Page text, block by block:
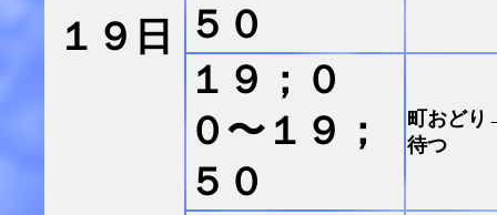
１９日
５０
１９；０
０〜１９；
５０
町おどり
待つ